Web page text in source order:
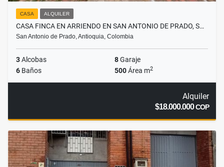
CASA ALQUILER
CASA FINCA EN ARRIENDO EN SAN ANTONIO DE PRADO, S…
San Antonio de Prado, Antioquia, Colombia
3Alcobas 8Garaje
6 Baños 500Área m2
Alquiler
$18.000.000COP